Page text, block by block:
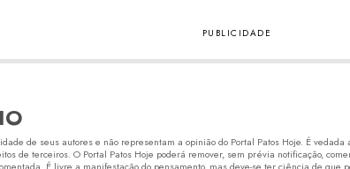
de seus autores e não representam a opinião do Portal Patos Hoje. É
de terceiros. O Portal Patos Hoje poderá remover, sem prévia notificação,